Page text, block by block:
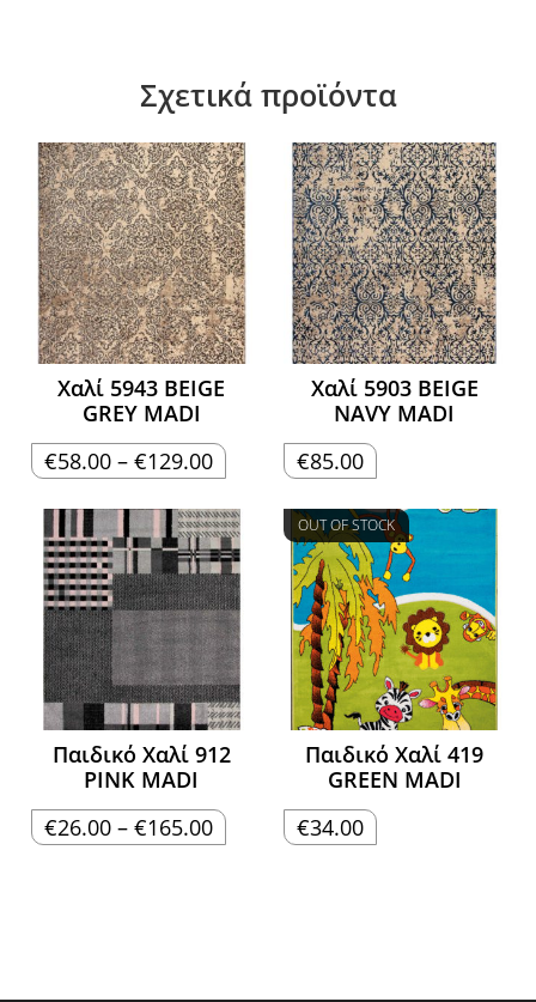
Σχετικά προϊόντα
Χαλί 5943 BEIGE
GREY MADI
€58.00 – €129.00Price
range:
through
€129.00
Χαλί 5903 BEIGE
NAVY MADI
€85.00
Παιδικό Χαλί 912
PINK MADI
€26.00 – €165.00Price
range:
OUT OF STOCK
Παιδικό Χαλί 419
GREEN MADI
€34.00